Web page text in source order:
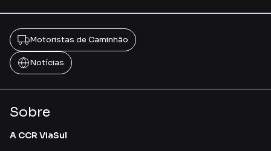
Motoristas de Caminhão
Notícias
Sobre
A CCR ViaSul